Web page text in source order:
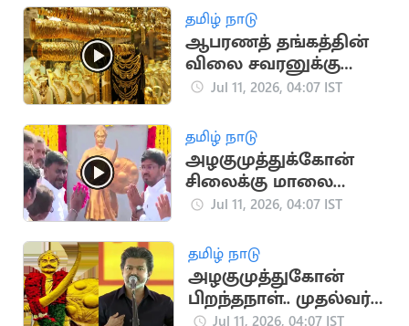
தமிழ் நாடு
ஆபரணத் தங்கத்தின்
விலை சவரனுக்கு
ரூ.400 குறைந்தது
Jul 11, 2026, 04:07 IST
தமிழ் நாடு
அழகுமுத்துக்கோன்
சிலைக்கு மாலை
அணிவித்து மரியாதை
அமைச்சர்கள்
Jul 11, 2026, 04:07 IST
தமிழ் நாடு
அழகுமுத்துகோன்
பிறந்தநாள்.. முதல்வர்
Jul 11, 2026, 04:07 IST